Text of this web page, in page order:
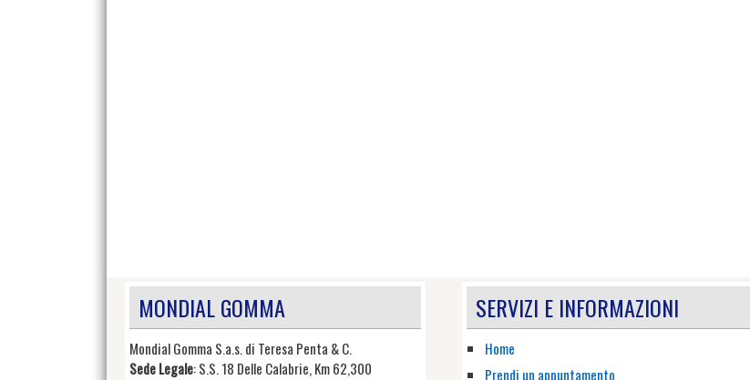
MONDIAL GOMMA
Mondial Gomma S.a.s. di Teresa Penta & C.
Sede Legale: S.S. 18 Delle Calabrie, Km 62,300
SERVIZI E INFORMAZIONI
Home
Prendi un appuntamento